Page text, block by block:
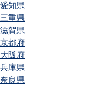
愛知県
三重県
滋賀県
京都府
大阪府
兵庫県
奈良県